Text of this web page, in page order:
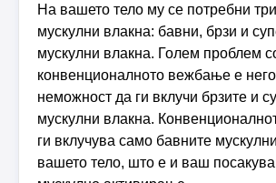
На вашето тело му се потребни
мускулни влакна: бавни, брзи и
мускулни влакна. Голем проблем
конвенционалното вежбање е
неможност да ги вклучи брзите и
мускулни влакна.
ги вклучува само бавните
вашето тело, што е и ваш